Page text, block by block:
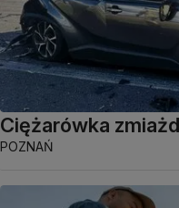
Ciężarówka
POZNAŃ